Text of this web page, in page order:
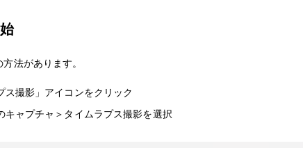
法があります。
ス撮影」アイコンをクリック
キャプチャ＞タイムラプス撮影を選択